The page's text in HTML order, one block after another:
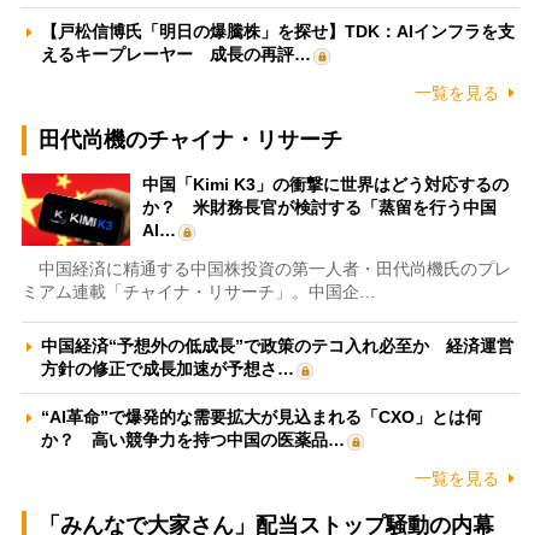
【戸松信博氏「明日の爆騰株」を探せ】TDK：AIインフラを支
えるキープレーヤー 成長の再評…
一覧を見る
田代尚機のチャイナ・リサーチ
中国「Kimi K3」の衝撃に世界はどう対応するの
か？ 米財務長官が検討する「蒸留を行う中国
AI…
中国経済に精通する中国株投資の第一人者・田代尚機氏のプレ
ミアム連載「チャイナ・リサーチ」。中国企…
中国経済“予想外の低成長”で政策のテコ入れ必至か 経済運営
方針の修正で成長加速が予想さ…
“AI革命”で爆発的な需要拡大が見込まれる「CXO」とは何
か？ 高い競争力を持つ中国の医薬品…
一覧を見る
「みんなで大家さん」配当ストップ騒動の内幕